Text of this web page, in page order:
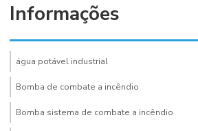
Informações
água potável industrial
Bomba de combate a incêndio
Bomba sistema de combate a incêndio